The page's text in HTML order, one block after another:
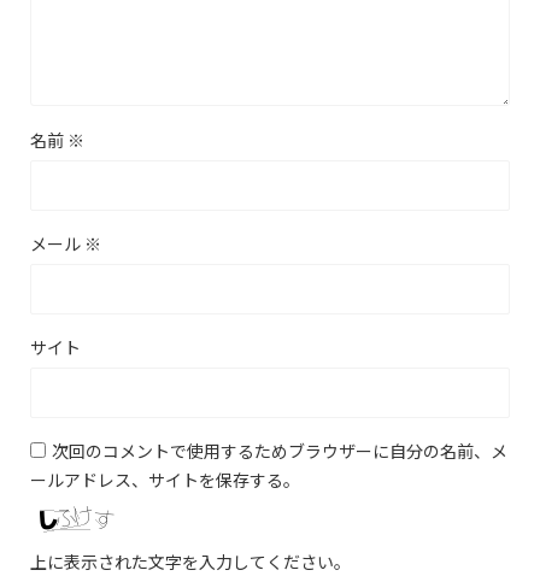
名前 ※
メール ※
サイト
次回のコメントで使用するためブラウザーに自分の名前、メ
ールアドレス、サイトを保存する。
上に表示された文字を入力してください。